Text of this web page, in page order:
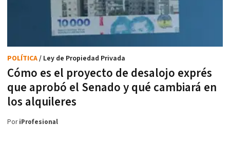
Cómo es el proyecto de desalojo exprés
que aprobó el Senado y qué cambiará en
los alquileres
POLÍTICA/ Ley de Propiedad Privada
PoriProfesional